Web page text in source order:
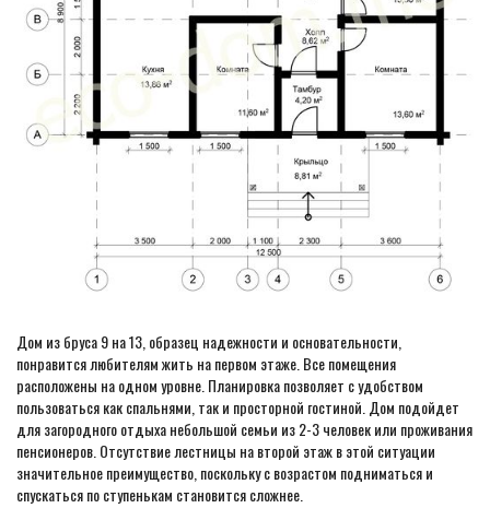
Дом из бруса 9 на 13, образец надежности и основательности,
понравится любителям жить на первом этаже. Все помещения
расположены на одном уровне. Планировка позволяет с удобством
пользоваться как спальнями, так и просторной гостиной. Дом подойдет
для загородного отдыха небольшой семьи из 2-3 человек или проживания
пенсионеров. Отсутствие лестницы на второй этаж в этой ситуации
значительное преимущество, поскольку с возрастом подниматься и
спускаться по ступенькам становится сложнее.